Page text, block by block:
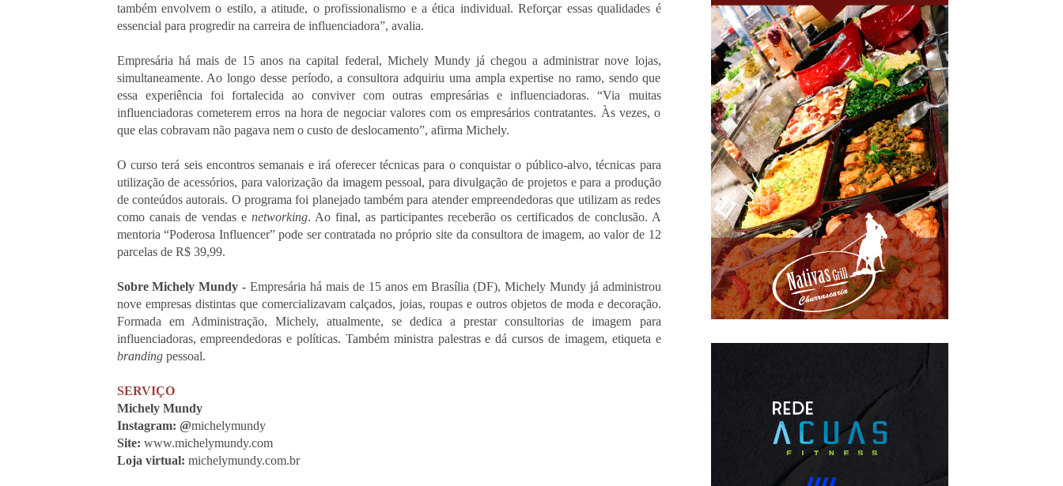
também envolvem o estilo, a atitude, o profissionalismo e a ética individual. Reforçar essas qualidades é
essencial para progredir na carreira de influenciadora”, avalia.
Empresária há mais de 15 anos na capital federal, Michely Mundy já chegou a administrar nove lojas,
simultaneamente. Ao longo desse período, a consultora adquiriu uma ampla expertise no ramo, sendo que
essa experiência foi fortalecida ao conviver com outras empresárias e influenciadoras. “Via muitas
influenciadoras cometerem erros na hora de negociar valores com os empresários contratantes. Às vezes, o
que elas cobravam não pagava nem o custo de deslocamento”, afirma Michely.
O curso terá seis encontros semanais e irá oferecer técnicas para o conquistar o público-alvo, técnicas para
utilização de acessórios, para valorização da imagem pessoal, para divulgação de projetos e para a produção
de conteúdos autorais. O programa foi planejado também para atender empreendedoras que utilizam as redes
como canais de vendas e networking. Ao final, as participantes receberão os certificados de conclusão. A
mentoria “Poderosa Influencer” pode ser contratada no próprio site da consultora de imagem, ao valor de 12
parcelas de R$ 39,99.
Sobre Michely Mundy - Empresária há mais de 15 anos em Brasília (DF), Michely Mundy já administrou
nove empresas distintas que comercializavam calçados, joias, roupas e outros objetos de moda e decoração.
Formada em Administração, Michely, atualmente, se dedica a prestar consultorias de imagem para
influenciadoras, empreendedoras e políticas. Também ministra palestras e dá cursos de imagem, etiqueta e
branding pessoal.
SERVIÇO
Michely Mundy
Instagram: @michelymundy
Site: www.michelymundy.com
Loja virtual: michelymundy.com.br